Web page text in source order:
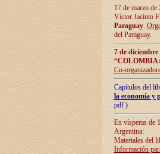
17 de marzo
Víctor Jacinto
Paraguay.
del Paraguay.
7 de
Co-
Capítulos del
la economía y
pdf )
En vísperas de
Argentina:
Materiales del
Información